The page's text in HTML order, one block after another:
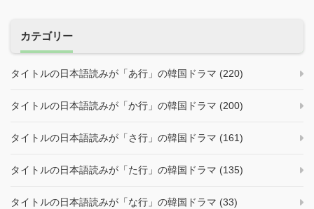
カテゴリー
タイトルの日本語読みが「あ行」の韓国ドラマ (220)
タイトルの日本語読みが「か行」の韓国ドラマ (200)
タイトルの日本語読みが「さ行」の韓国ドラマ (161)
タイトルの日本語読みが「た行」の韓国ドラマ (135)
タイトルの日本語読みが「な行」の韓国ドラマ (33)